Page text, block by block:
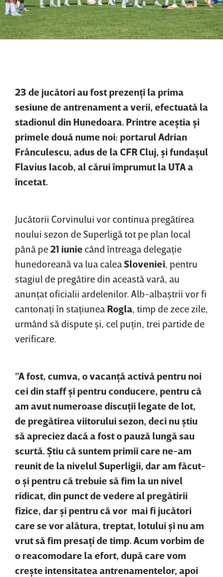
23 de jucători au fost prezenţi la prima
sesiune de antrenament a verii, efectuată la
stadionul din Hunedoara. Printre aceştia şi
primele două nume noi: portarul Adrian
Frânculescu, adus de la CFR Cluj, şi fundaşul
Flavius Iacob, al cărui împrumut la UTA a
încetat.
Jucătorii Corvinului vor continua pregătirea
noului sezon de Superligă tot pe plan local
până pe21 iunie când întreaga delegaţie
hunedoreană va lua calea Sloveniei , pentru
stagiul de pregătire din această vară, au
anunţat oficialii ardelenilor. Alb-albaştrii vor fi
cantonaţi în staţiunea Rogla , timp de zece zile,
urmând să dispute şi, cel puţin, trei partide de
verificare.
”A fost, cumva, o vacanţă activă pentru noi
cei din staff şi pentru conducere, pentru că
am avut numeroase discuţii legate de lot,
de pregătirea viitorului sezon, deci nu ştiu
să apreciez dacă a fost o pauză lungă sau
scurtă. Ştiu că suntem primii care ne-am
reunit de la nivelul Superligii, dar am făcut-
o şi pentru că trebuie să fim la un nivel
ridicat, din punct de vedere al pregătirii
fizice, dar şi pentru că vor mai fi jucători
care se vor alătura, treptat, lotului şi nu am
vrut să fim presaţi de timp. Acum vorbim de
o reacomodare la efort, după care vom
creşte intensitatea antrenamentelor, apoi